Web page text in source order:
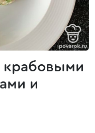
крабовыми
и